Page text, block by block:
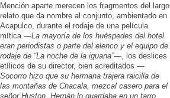
Mención aparte merecen los fragmentos del largo
relato que da nombre al conjunto, ambientado en
Acapulco, durante el rodaje de una película
mítica —La mayoría de los huéspedes del hotel
eran periodistas o parte del elenco y el equipo de
rodaje de “La noche de la iguana”—, los deslices
etílicos de su director, bien acreditados —
Socorro hizo que su hermana trajera raicilla de
las montañas de Chacala, mezcal casero para el
señor Huston. Hernán lo guardaba en un tarro